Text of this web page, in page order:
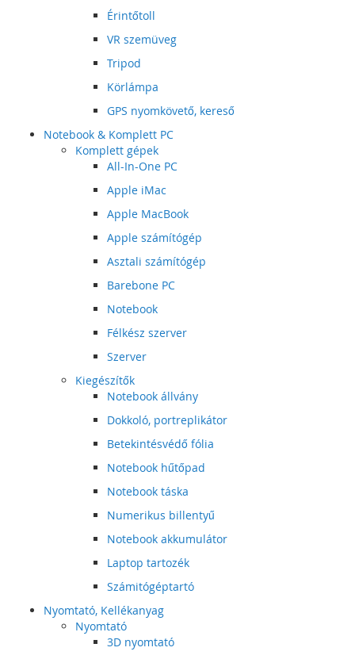
Érintőtoll
VR szemüveg
Tripod
Körlámpa
GPS nyomkövető, kereső
Notebook & Komplett PC
Komplett gépek
All-In-One PC
Apple iMac
Apple MacBook
Apple számítógép
Asztali számítógép
Barebone PC
Notebook
Félkész szerver
Szerver
Kiegészítők
Notebook állvány
Dokkoló, portreplikátor
Betekintésvédő fólia
Notebook hűtőpad
Notebook táska
Numerikus billentyű
Notebook akkumulátor
Laptop tartozék
Számitógéptartó
Nyomtató, Kellékanyag
Nyomtató
3D nyomtató